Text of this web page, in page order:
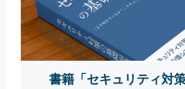
書籍「セキュリティ対